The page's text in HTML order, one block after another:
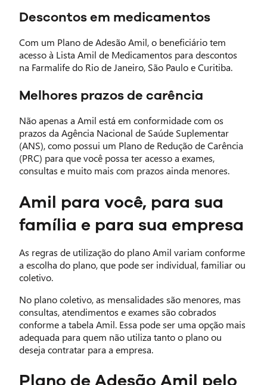
Descontos em medicamentos
Com um Plano de Adesão Amil, o beneficiário tem
acesso à Lista Amil de Medicamentos para descontos
na Farmalife do Rio de Janeiro, São Paulo e Curitiba.
Melhores prazos de carência
Não apenas a Amil está em conformidade com os
prazos da Agência Nacional de Saúde Suplementar
(ANS), como possui um Plano de Redução de Carência
(PRC) para que você possa ter acesso a exames,
consultas e muito mais com prazos ainda menores.
Amil para você, para sua
família e para sua empresa
As regras de utilização do plano Amil variam conforme
a escolha do plano, que pode ser individual, familiar ou
coletivo.
No plano coletivo, as mensalidades são menores, mas
consultas, atendimentos e exames são cobrados
conforme a tabela Amil. Essa pode ser uma opção mais
adequada para quem não utiliza tanto o plano ou
deseja contratar para a empresa.